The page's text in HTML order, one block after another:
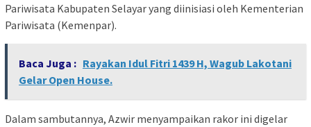
Pariwisata Kabupaten Selayar yang diinisiasi oleh Kementerian
Pariwisata (Kemenpar).
Baca Juga : Rayakan Idul Fitri 1439 H, Wagub Lakotani
Gelar Open House.
Dalam sambutannya, Azwir menyampaikan rakor ini digelar